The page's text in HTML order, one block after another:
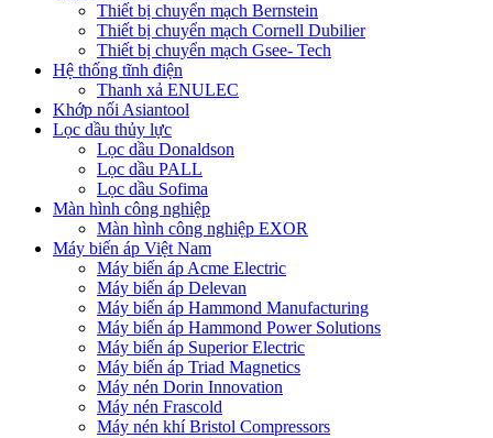
Thiết bị chuyển mạch Bernstein
Thiết bị chuyển mạch Cornell Dubilier
Thiết bị chuyển mạch Gsee- Tech
Hệ thống tĩnh điện
Thanh xả ENULEC
Khớp nối Asiantool
Lọc dầu thủy lực
Lọc dầu Donaldson
Lọc dầu PALL
Lọc dầu Sofima
Màn hình công nghiệp
Màn hình công nghiệp EXOR
Máy biến áp Việt Nam
Máy biến áp Acme Electric
Máy biến áp Delevan
Máy biến áp Hammond Manufacturing
Máy biến áp Hammond Power Solutions
Máy biến áp Superior Electric
Máy biến áp Triad Magnetics
Máy nén Dorin Innovation
Máy nén Frascold
Máy nén khí Bristol Compressors